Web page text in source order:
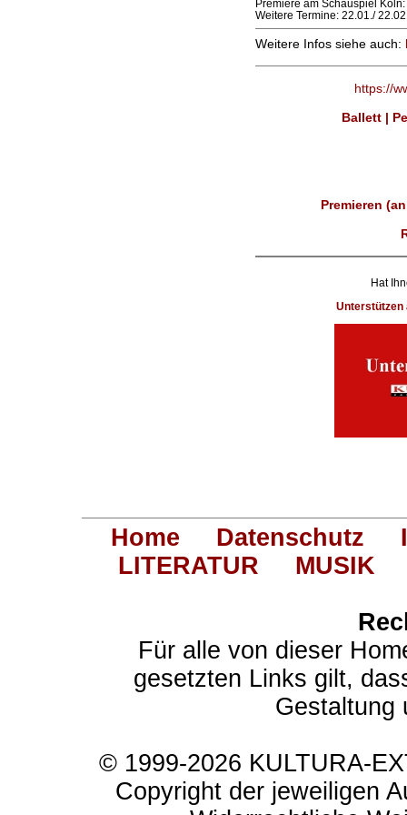
Premiere am Schauspiel
Weitere Termine: 22.01./
Weitere Infos siehe auch:
https://
Ballett |
Premieren
Hat
Unterstützen
Home Datenschutz
LITERATUR
MUSIK
Für alle von dieser
gesetzten Links gilt,
Gestaltung
© 1999-2026 KULTURA-
Copyright der jeweiligen